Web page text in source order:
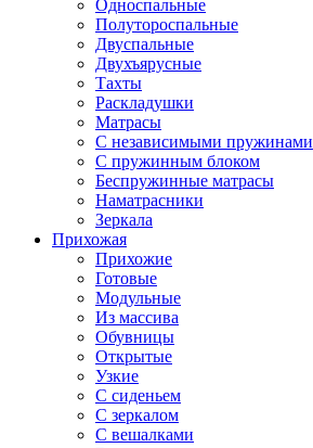
Односпальные
Полутороспальные
Двуспальные
Двухъярусные
Тахты
Раскладушки
Матрасы
С независимыми пружинами
С пружинным блоком
Беспружинные матрасы
Наматрасники
Зеркала
Прихожая
Прихожие
Готовые
Модульные
Из массива
Обувницы
Открытые
Узкие
С сиденьем
С зеркалом
С вешалками